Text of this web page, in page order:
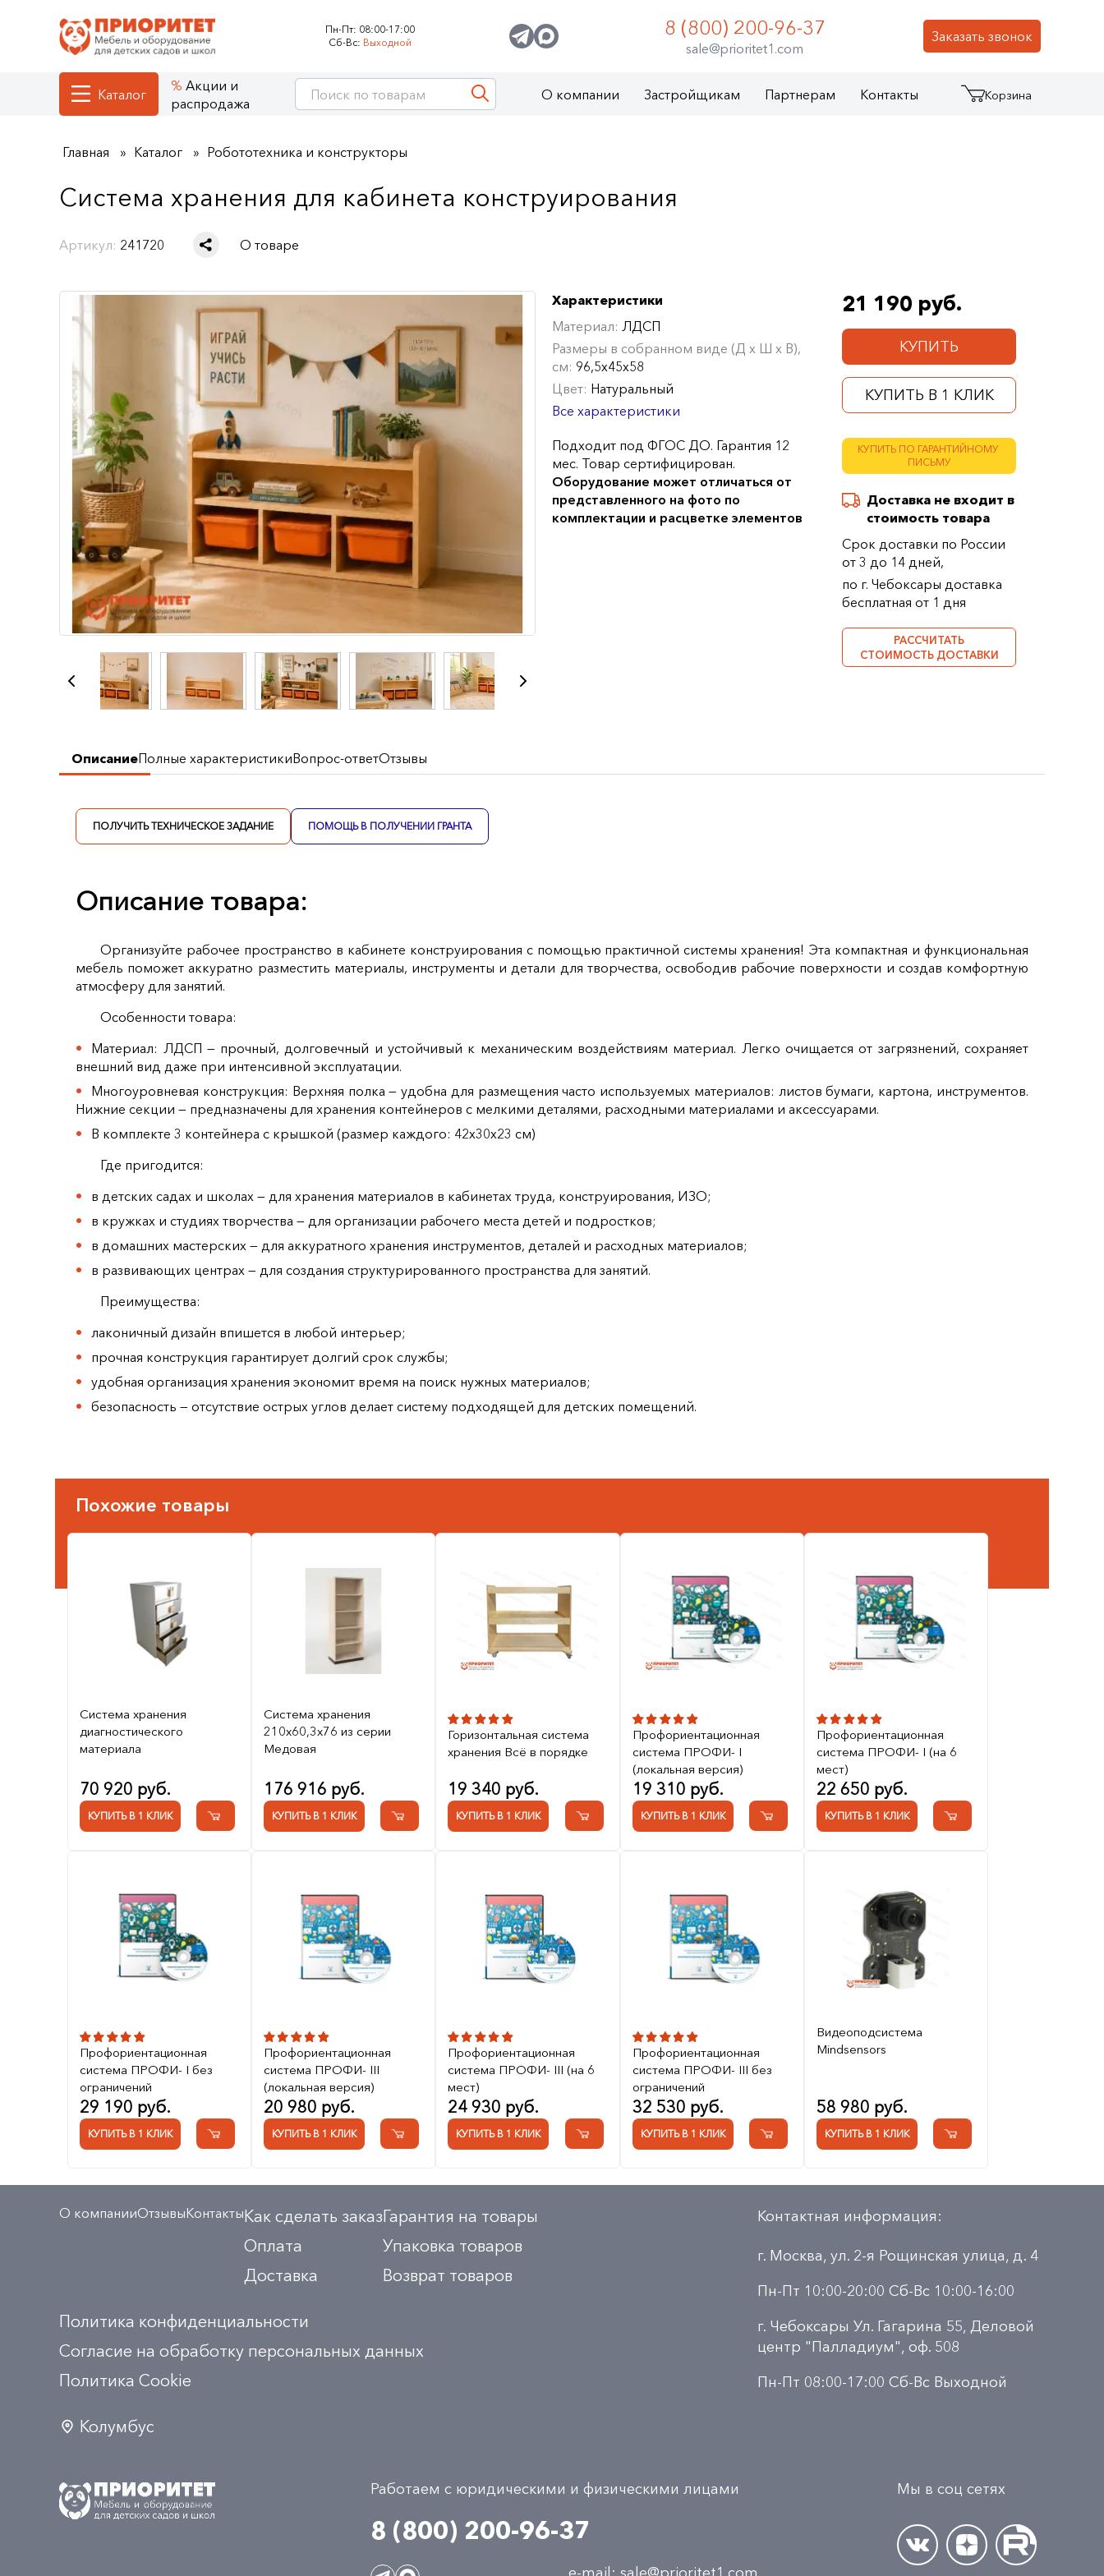
Пн-Пт: 08:00-17:00
Сб-Вс: Выходной Заказать звонок
8 (800) 200-96-37
sale@prioritet1.com
Каталог
Акции и
распродажа
О компании Застройщикам Партнерам Контакты Корзина
Главная Каталог Робототехника и конструкторы
Система хранения для кабинета конструирования
Артикул: 241720 О товаре
21 190 руб.
КУПИТЬ
КУПИТЬ В 1 КЛИК
КУПИТЬ ПО ГАРАНТИЙНОМУ
ПИСЬМУ
Доставка не входит в
стоимость товара
Срок доставки по России
от 3 до 14 дней,
по г. Чебоксары доставка
бесплатная от 1 дня
РАССЧИТАТЬ
СТОИМОСТЬ ДОСТАВКИ
Характеристики
Материал: ЛДСП
Размеры в собранном виде (Д х Ш х В),
см: 96,5х45х58
Цвет: Натуральный
Все характеристики
Подходит под ФГОС ДО. Гарантия 12
мес. Товар сертифицирован.
Оборудование может отличаться от
представленного на фото по
комплектации и расцветке элементов
ОписаниеПолные характеристикиВопрос-ответОтзывы
ПОЛУЧИТЬ ТЕХНИЧЕСКОЕ ЗАДАНИЕ ПОМОЩЬ В ПОЛУЧЕНИИ ГРАНТА
Описание товара:
Организуйте рабочее пространство в кабинете конструирования с помощью практичной системы хранения! Эта компактная и функциональная
мебель поможет аккуратно разместить материалы, инструменты и детали для творчества, освободив рабочие поверхности и создав комфортную
атмосферу для занятий.
Особенности товара:
Материал: ЛДСП — прочный, долговечный и устойчивый к механическим воздействиям материал. Легко очищается от загрязнений, сохраняет
внешний вид даже при интенсивной эксплуатации.
Многоуровневая конструкция: Верхняя полка — удобна для размещения часто используемых материалов: листов бумаги, картона, инструментов.
Нижние секции — предназначены для хранения контейнеров с мелкими деталями, расходными материалами и аксессуарами.
В комплекте 3 контейнера с крышкой (размер каждого: 42х30х23 см)
Где пригодится:
в детских садах и школах — для хранения материалов в кабинетах труда, конструирования, ИЗО;
в кружках и студиях творчества — для организации рабочего места детей и подростков;
в домашних мастерских — для аккуратного хранения инструментов, деталей и расходных материалов;
в развивающих центрах — для создания структурированного пространства для занятий.
Преимущества:
лаконичный дизайн впишется в любой интерьер;
прочная конструкция гарантирует долгий срок службы;
удобная организация хранения экономит время на поиск нужных материалов;
безопасность — отсутствие острых углов делает систему подходящей для детских помещений.
Похожие товары
Система хранения
диагностического
материала
70 920 руб.
КУПИТЬ В 1 КЛИК
Система хранения
210х60,3х76 из серии
Медовая
176 916 руб.
КУПИТЬ В 1 КЛИК
Горизонтальная система
хранения Всё в порядке
19 340 руб.
КУПИТЬ В 1 КЛИК
Профориентационная
система ПРОФИ- I
(локальная версия)
19 310 руб.
КУПИТЬ В 1 КЛИК
Профориентационная
система ПРОФИ- I (на 6
мест)
22 650 руб.
КУПИТЬ В 1 КЛИК
Профориентационная
система ПРОФИ- I без
ограничений
29 190 руб.
КУПИТЬ В 1 КЛИК
Профориентационная
система ПРОФИ- III
(локальная версия)
20 980 руб.
КУПИТЬ В 1 КЛИК
Профориентационная
система ПРОФИ- III (на 6
мест)
24 930 руб.
КУПИТЬ В 1 КЛИК
Профориентационная
система ПРОФИ- III без
ограничений
32 530 руб.
КУПИТЬ В 1 КЛИК
Видеоподсистема
Mindsensors
58 980 руб.
КУПИТЬ В 1 КЛИК
О компанииОтзывыКонтактыКак сделать заказ
Оплата
Доставка
Гарантия на товары
Упаковка товаров
Возврат товаров
Политика конфиденциальности
Согласие на обработку персональных данных
Политика Сookie
Колумбус
Контактная информация:
г. Москва, ул. 2-я Рощинская улица, д. 4
Пн-Пт 10:00-20:00 Сб-Вс 10:00-16:00
г. Чебоксары Ул. Гагарина 55, Деловой
центр "Палладиум", оф. 508
Пн-Пт 08:00-17:00 Сб-Вс Выходной
Работаем с юридическими и физическими лицами
8 (800) 200-96-37
Мы в соц сетях